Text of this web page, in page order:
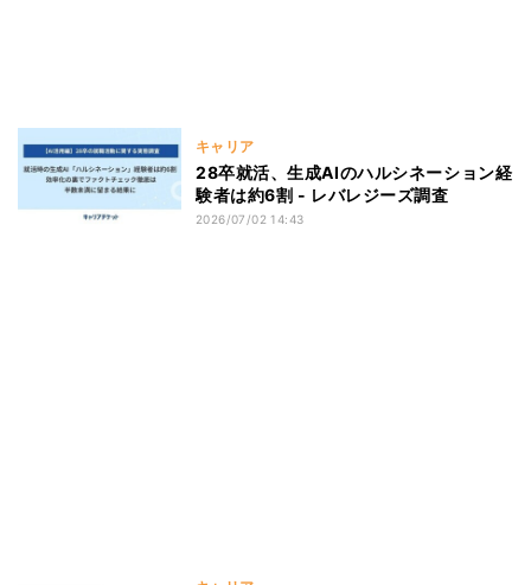
キャリア
28卒就活、生成AIのハルシネーション経
験者は約6割 - レバレジーズ調査
2026/07/02 14:43